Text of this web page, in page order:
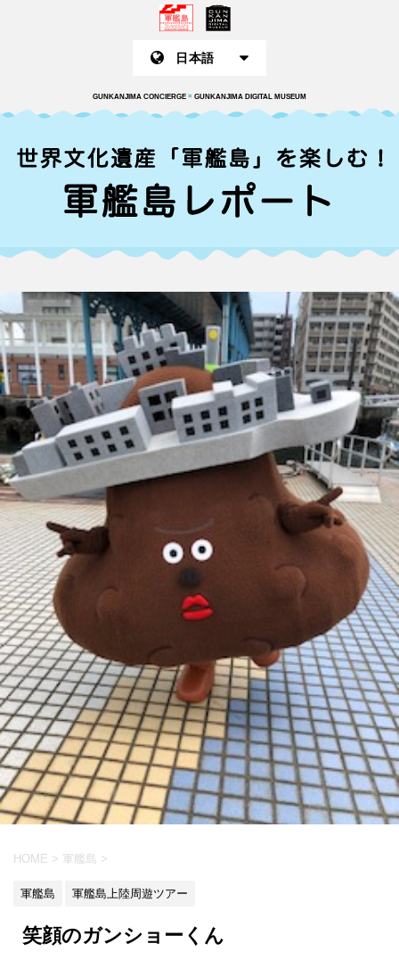
GUNKANJIMA CONCIERGE × GUNKANJIMA DIGITAL MUSEUM
HOME > 軍艦島 >
軍艦島 軍艦島上陸周遊ツアー
笑顔のガンショーくん